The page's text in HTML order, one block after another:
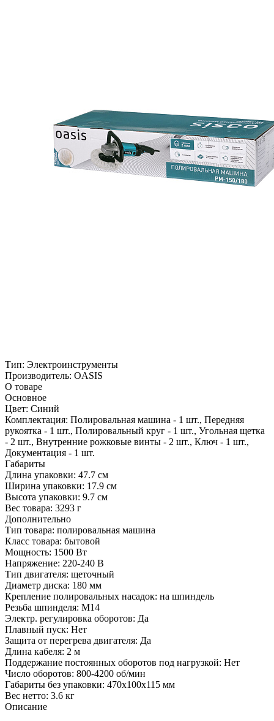
Тип: Электроинструменты
Производитель: OASIS
О товаре
Основное
Цвет: Синий
Комплектация: Полировальная машина - 1 шт., Передняя
рукоятка - 1 шт., Полировальный круг - 1 шт., Угольная щетка
- 2 шт., Внутренние рожковые винты - 2 шт., Ключ - 1 шт.,
Документация - 1 шт.
Габариты
Длина упаковки: 47.7 см
Ширина упаковки: 17.9 см
Высота упаковки: 9.7 см
Вес товара: 3293 г
Дополнительно
Тип товара: полировальная машина
Класс товара: бытовой
Мощность: 1500 Вт
Напряжение: 220-240 В
Тип двигателя: щеточный
Диаметр диска: 180 мм
Крепление полировальных насадок: на шпиндель
Резьба шпинделя: М14
Электр. регулировка оборотов: Да
Плавный пуск: Нет
Защита от перегрева двигателя: Да
Длина кабеля: 2 м
Поддержание постоянных оборотов под нагрузкой: Нет
Число оборотов: 800-4200 об/мин
Габариты без упаковки: 470x100x115 мм
Вес нетто: 3.6 кг
Описание